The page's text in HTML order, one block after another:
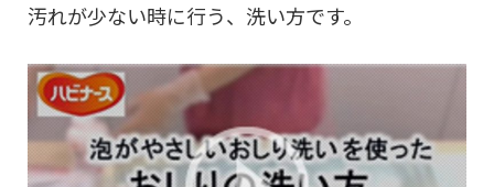
汚れが少ない時に行う、洗い方です。